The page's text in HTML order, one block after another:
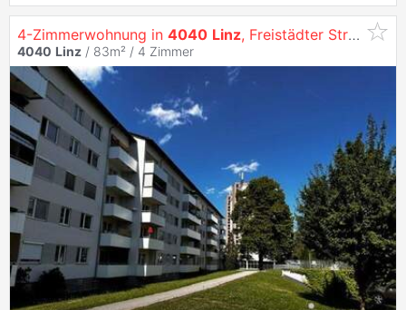
4-Zimmerwohnung in 4040 Linz, Freistädter Straße 86 Top 4
4040 Linz / 83m² / 4 Zimmer